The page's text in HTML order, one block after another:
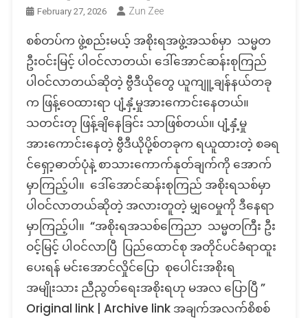
February 27, 2026 Zun Zee
စစ်တပ်က ဖွဲ့စည်းမယ့် အစိုးရအဖွဲ့အသစ်မှာ သမ္မတ
ဦးဝင်းမြင့် ပါဝင်လာတယ်၊ ဒေါ်အောင်ဆန်းစုကြည်
ပါဝင်လာတယ်ဆိုတဲ့ ဗွီဒီယိုတွေ ယူကျူ့ချန်နယ်တခု
က ဖြန့်ဝေထားရာ ပျံ့နှံ့မှုအားကောင်းနေတယ်။
သတင်းတု ဖြန့်ချိနေခြင်း သာဖြစ်တယ်။ ပျံ့နှံ့မှု
အားကောင်းနေတဲ့ ဗွီဒီယိုပို့စ်တခုက ရယူထားတဲ့ စခရ
င်ရှော့ဓာတ်ပုံနဲ့ စာသားကောက်နုတ်ချက်ကို အောက်
မှာကြည့်ပါ။ ဒေါ်အောင်ဆန်းစုကြည် အစိုးရသစ်မှာ
ပါဝင်လာတယ်ဆိုတဲ့ အလားတူတဲ့ မျှဝေမှုကို ဒီနေရာ
မှာကြည့်ပါ။ “အစိုးရအသစ်ကြေညာ သမ္မတကြီး ဦး
ဝင့်မြင့် ပါဝင်လာပြီ ပြည်ထောင်စု အတိုင်ပင်ခံရာထူး
ပေးရန် မင်းအောင်လှိုင်ပြော စုပေါင်းအစိုးရ
အမျိုးသား ညီညွတ်ရေးအစိုးရဟု မအလ ပြောပြီ ”
Original link | Archive link အချက်အလက်စိစစ်